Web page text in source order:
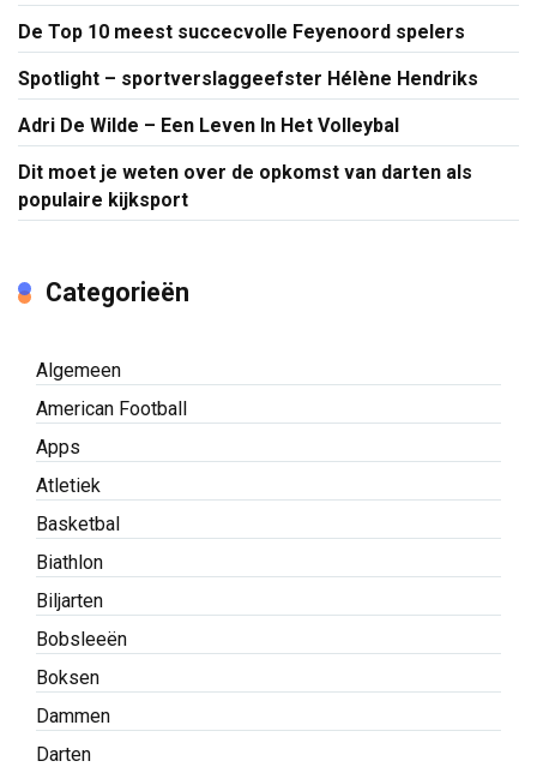
De Top 10 meest succecvolle Feyenoord spelers
Spotlight – sportverslaggeefster Hélène Hendriks
Adri De Wilde – Een Leven In Het Volleybal
Dit moet je weten over de opkomst van darten als
populaire kijksport
Categorieën
Algemeen
American Football
Apps
Atletiek
Basketbal
Biathlon
Biljarten
Bobsleeën
Boksen
Dammen
Darten